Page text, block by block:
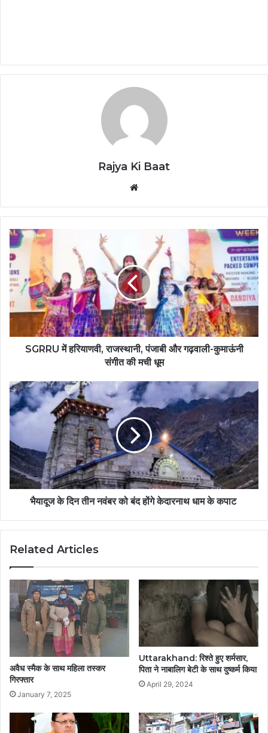
Rajya Ki Baat
SGRRU में हरियाणवी, राजस्थानी, पंजाबी और गढ़वाली-कुमाऊंनी
संगीत की मची धूम
भैयादूज के दिन तीन नवंबर को बंद होंगे केदारनाथ धाम के कपाट
Related Articles
अवैध स्मैक के साथ महिला तस्कर
गिरफ्तार
January 7, 2025
Uttarakhand: रिश्ते हुए शर्मसार,
पिता ने नाबालिग बेटी के साथ दुष्कर्म किया
April 29, 2024